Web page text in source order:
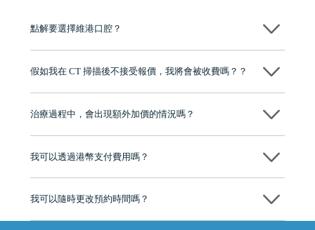
點解要選擇維港口腔？
牌」、「2025香港企業領袖品牌」，是諾貝爾種植系統全球放心植牙中
至今已服務超過三十個國家和地區的顧客，受到粵港澳大灣區及周邊城
有咨詢及服務保障中心，有任何問題都可以隨時預約免費咨詢，讓人十
假如我在 CT 掃描後不接受報價，我將會被收費嗎？？
治療過程中，會出現額外加價的情況嗎？
我可以透過港幣支付費用嗎？
可以。維港口腔會按照當日匯率轉算收取費用，而匯率會及時告知客人
我可以隨時更改預約時間嗎？